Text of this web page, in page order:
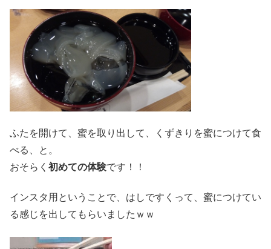
ふたを開けて、蜜を取り出して、くずきりを蜜につけて食
べる、と。
おそらく 初めての体験です！！
インスタ用ということで、はしですくって、蜜につけてい
る感じを出してもらいましたｗｗ